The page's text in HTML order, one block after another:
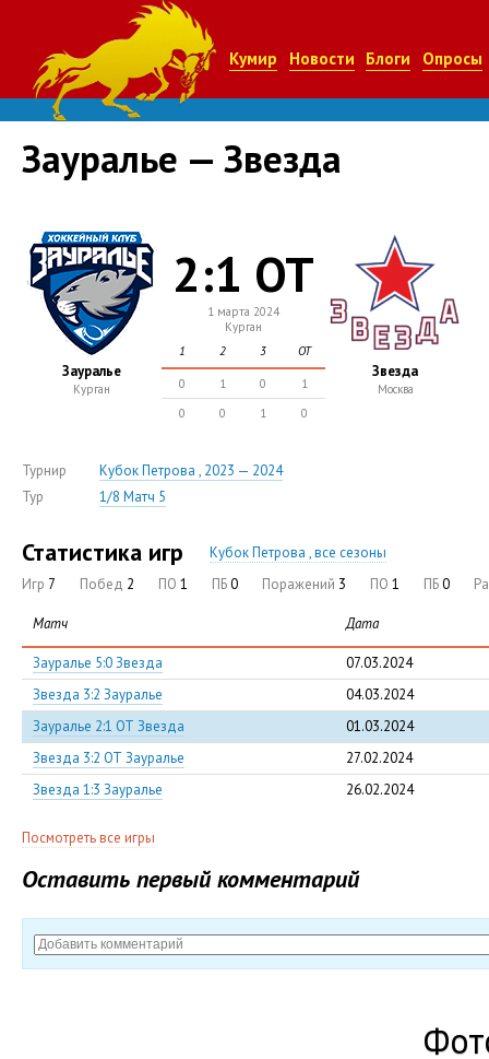
Кумир Новости Блоги Опросы
Зауралье — Звезда
Зауралье
Курган
2:1 ОТ
1 марта 2024
Курган
1
2 3 ОТ
0 1 0
1
0
0 1 0
Звезда
Москва
Турнир
Кубок Петрова , 2023 — 2024
Тур
1/8 Матч 5
Статистика игр
Кубок Петрова , все сезоны
Игр 7 Побед 2 ПО 1 ПБ0 Поражений 3 ПО 1 ПБ0
Матч Дата
Зауралье 5:0 Звезда
07.03.2024
Звезда 3:2 Зауралье
04.03.2024
Зауралье 2:1 ОТ Звезда
01.03.2024
Звезда 3:2 ОТ Зауралье
27.02.2024
Звезда 1:3 Зауралье
26.02.2024
Посмотреть все игры
Оставить первый комментарий